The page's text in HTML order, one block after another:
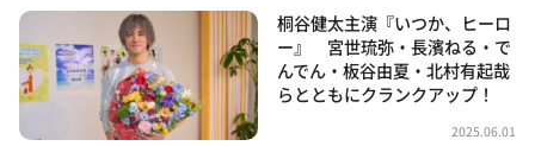
桐谷健太主演『いつか、ヒーロ
ー』 宮世琉弥・長濱ねる・で
んでん・板谷由夏・北村有起哉
らとともにクランクアップ！
2025.06.01